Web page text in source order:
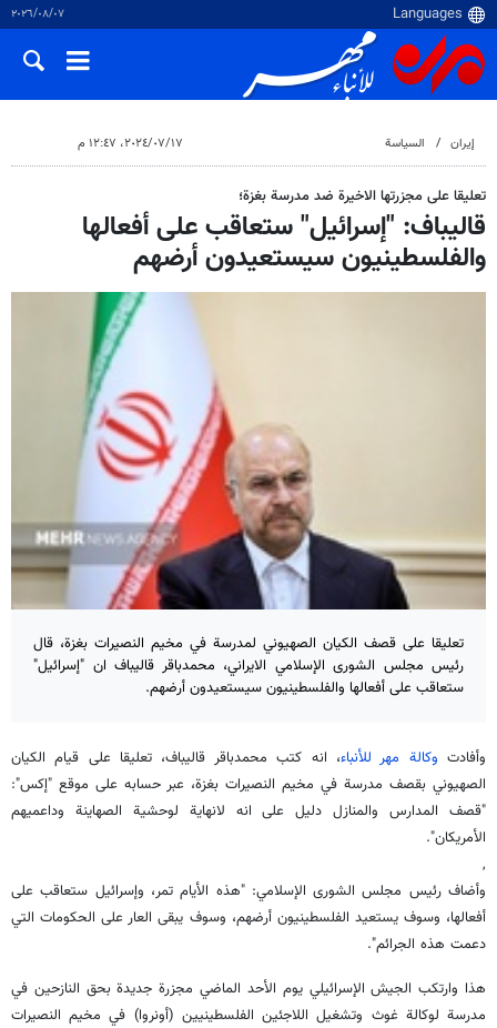
٠٧‏/٠٨‏/٢٠٢٦
إيران السياسة ١٧‏/٠٧‏/٢٠٢٤، ١٢:٤٧ م
تعليقا على مجزرتها الاخيرة ضد مدرسة بغزة؛
قاليباف: "إسرائيل" ستعاقب على أفعالها
والفلسطينيون سيستعيدون أرضهم
تعليقا على قصف الكيان الصهيوني لمدرسة في مخيم النصيرات بغزة، قال
رئيس مجلس الشورى الإسلامي الايراني، محمدباقر قاليباف ان "إسرائيل"
ستعاقب على أفعالها والفلسطينيون سيستعيدون أرضهم.
وأفادت وكالة مهر للأنباء، انه كتب محمدباقر قاليباف، تعليقا على قيام الكيان
الصهيوني بقصف مدرسة في مخيم النصيرات بغزة، عبر حسابه على موقع "إكس":
"قصف المدارس والمنازل دليل على انه لانهاية لوحشية الصهاينة وداعميهم
الأمريكان".
,
وأضاف رئيس مجلس الشورى الإسلامي: "هذه الأيام تمر، وإسرائيل ستعاقب على
أفعالها، وسوف يستعيد الفلسطينيون أرضهم، وسوف يبقى العار على الحكومات التي
دعمت هذه الجرائم".
هذا وارتكب الجيش الإسرائيلي يوم الأحد الماضي مجزرة جديدة بحق النازحين في
مدرسة لوكالة غوث وتشغيل اللاجئين الفلسطينيين (أونروا) في مخيم النصيرات